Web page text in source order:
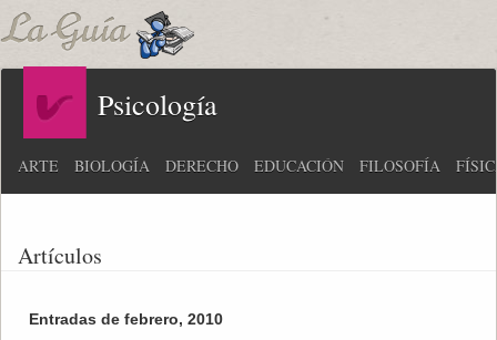
Psicología
ARTE BIOLOGÍA DERECHO EDUCACIÓN FILOSOFÍA
Artículos
Entradas de febrero, 2010